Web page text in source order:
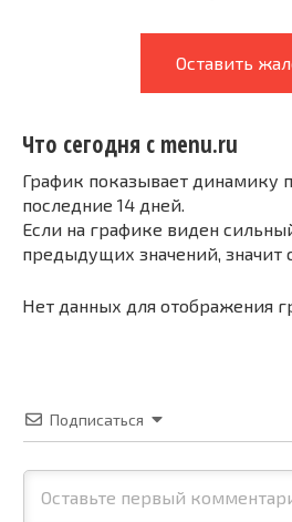
Оставить
Что сегодня с menu.ru
График показывает динамику
последние 14 дней.
Если на графике виден
предыдущих значений, значит
Нет данных для отображения
Подписаться